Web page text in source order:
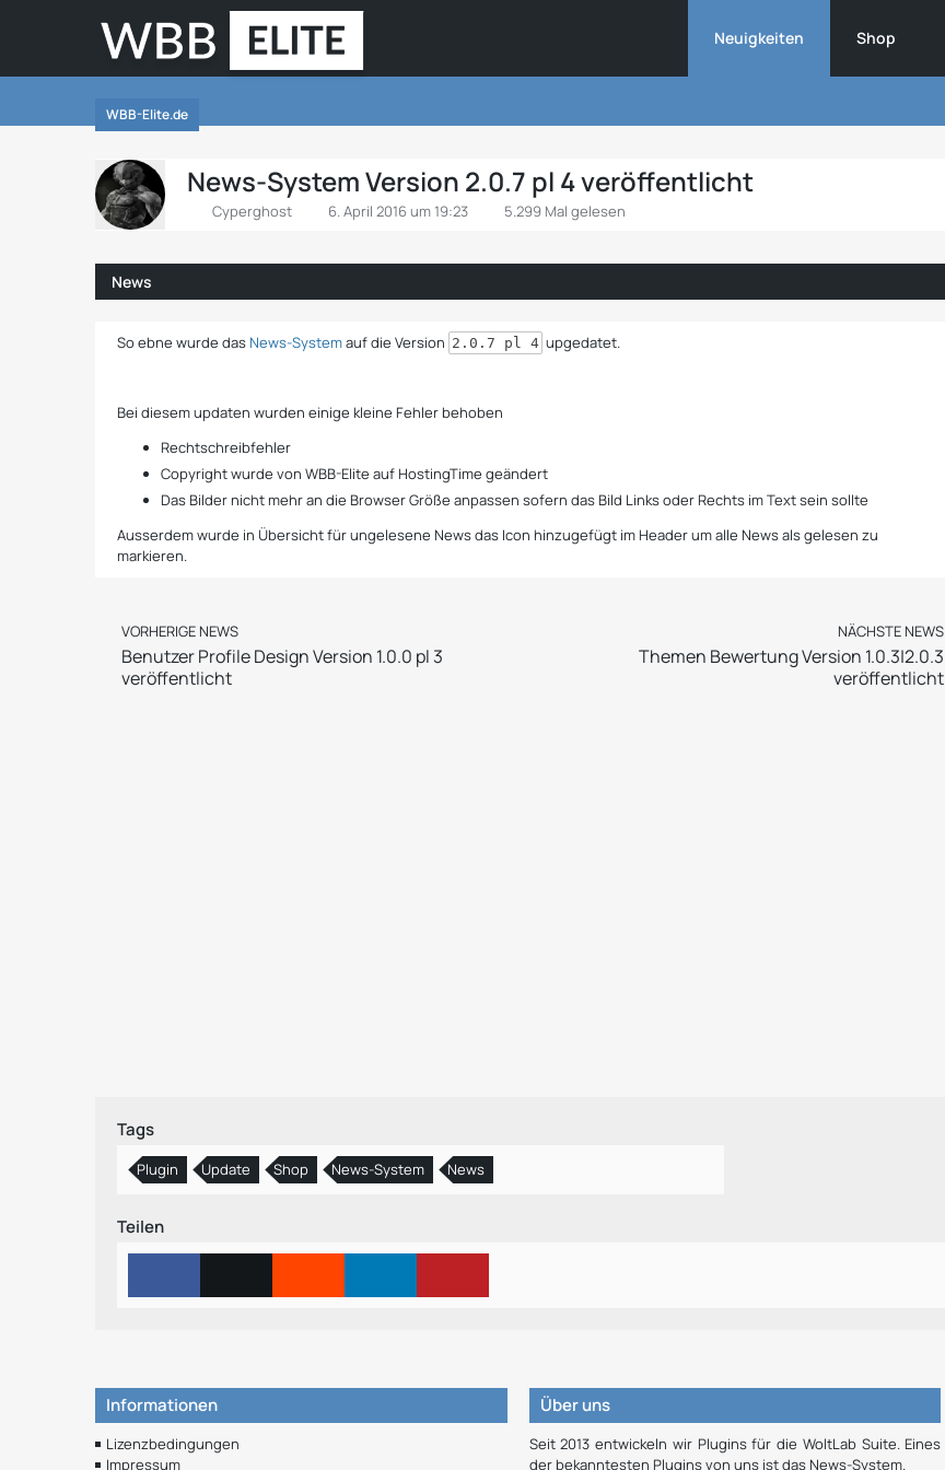
Neuigkeiten Shop
WBB-Elite.de
News-System Version 2.0.7 pl 4 veröffentlicht
Cyperghost 6. April 2016 um 19:23 5.299 Mal gelesen
News
So ebne wurde das News-Systemauf die Version 2.0.7 pl 4 upgedatet.
Bei diesem updaten wurden einige kleine Fehler behoben
Rechtschreibfehler
Copyright wurde von WBB-Elite auf HostingTime geändert
Das Bilder nicht mehr an die Browser Größe anpassen sofern das Bild Links oder Rechts im Text sein sollte
Ausserdem wurde in Übersicht für ungelesene News das Icon hinzugefügt im Header um alle News als gelesen zu
markieren.
VORHERIGE NEWS
Benutzer Profile Design Version 1.0.0 pl 3
veröffentlicht
NÄCHSTE NEWS
Themen Bewertung Version 1.0.3|2.0.3
veröffentlicht
Tags
Plugin Update Shop News-System News
Teilen
Informationen
Lizenzbedingungen
Impressum
Über uns
Seit 2013 entwickeln wir Plugins für die WoltLab Suite. Eines
der bekanntesten Plugins von uns ist das News-System.